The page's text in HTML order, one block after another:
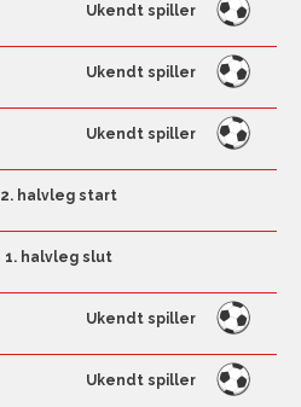
Ukendt spiller
Ukendt spiller
Ukendt spiller
2. halvleg start
1. halvleg slut
Ukendt spiller
Ukendt spiller